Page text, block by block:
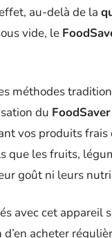
au-delà de la
vide, le
méthodes
du
vos produits
que les fruits,
goût ni leurs
avec cet
d’en acheter